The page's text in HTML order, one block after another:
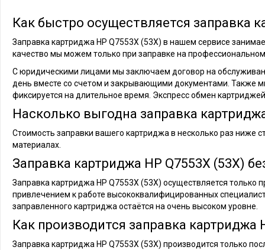
Как быстро осуществляется заправка
Заправка картриджа HP Q7553X (53X) в нашем сервисе
качество мы можем только при заправке на
С юридическими лицами мы заключаем договор на
день вместе со счетом и закрывающими документами. Также
фиксируется на длительное время. Экспресс обмен
Насколько выгодна заправка
Стоимость заправки вашего картриджа в несколько раз ниже
материалах.
Заправка картриджа HP Q7553X (53X)
Заправка картриджа HP Q7553X (53X) осуществляется
привлечением к работе высококвалифицированных
заправленного картриджа остаётся на очень высоком уровне.
Как производится заправка картриджа
Заправка картриджа HP Q7553X (53X) производится только